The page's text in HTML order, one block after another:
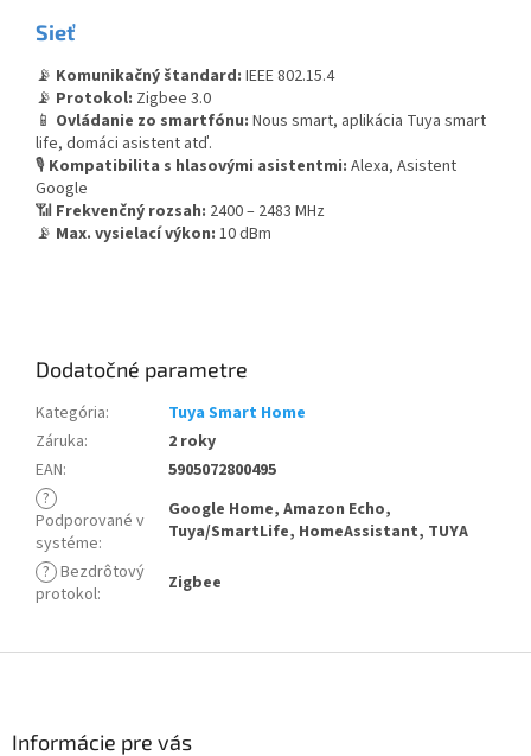
Sieť
📡 Komunikačný štandard: IEEE 802.15.4
📡 Protokol: Zigbee 3.0
📱 Ovládanie zo smartfónu: Nous smart, aplikácia Tuya smart
life, domáci asistent atď.
🎙️ Kompatibilita s hlasovými asistentmi: Alexa, Asistent
Google
📶 Frekvenčný rozsah: 2400 – 2483 MHz
📡 Max. vysielací výkon: 10 dBm
Dodatočné parametre
Kategória:
Tuya Smart Home
Záruka:
2 roky
EAN:
5905072800495
?
Podporované v
systéme:
Google Home, Amazon Echo,
Tuya/SmartLife, HomeAssistant, TUYA
? Bezdrôtový
protokol: Zigbee
Informácie pre vás